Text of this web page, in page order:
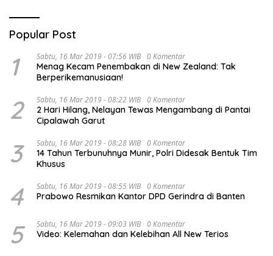
Popular Post
1 Sabtu, 16 Mar 2019 - 07:56 WIB 0 Komentar
Menag Kecam Penembakan di New Zealand: Tak
Berperikemanusiaan!
2 Sabtu, 16 Mar 2019 - 08:22 WIB 0 Komentar
2 Hari Hilang, Nelayan Tewas Mengambang di Pantai
Cipalawah Garut
3 Sabtu, 16 Mar 2019 - 08:28 WIB 0 Komentar
14 Tahun Terbunuhnya Munir, Polri Didesak Bentuk Tim
Khusus
4 Sabtu, 16 Mar 2019 - 08:55 WIB 0 Komentar
Prabowo Resmikan Kantor DPD Gerindra di Banten
5 Sabtu, 16 Mar 2019 - 09:03 WIB 0 Komentar
Video: Kelemahan dan Kelebihan All New Terios